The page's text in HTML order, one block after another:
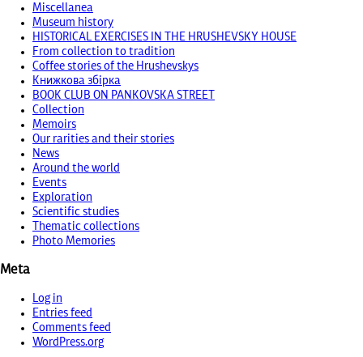
Miscellanea
Museum history
HISTORICAL EXERCISES IN THE HRUSHEVSKY HOUSE
From collection to tradition
Coffee stories of the Hrushevskys
Книжкова збірка
BOOK CLUB ON PANKOVSKA STREET
Collection
Memoirs
Our rarities and their stories
News
Around the world
Events
Exploration
Scientific studies
Thematic collections
Photo Memories
Meta
Log in
Entries feed
Comments feed
WordPress.org